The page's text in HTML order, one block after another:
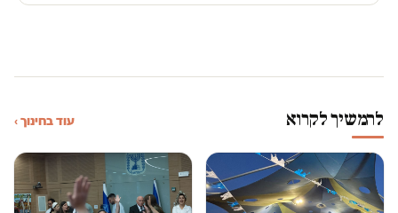
להמשיך לקרוא עוד בחינוך ›